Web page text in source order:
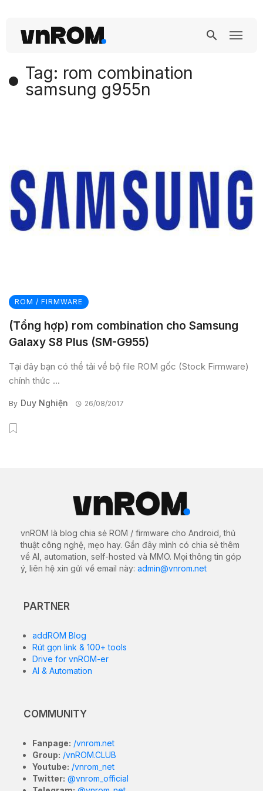
Tag: rom combination
samsung g955n
ROM / FIRMWARE
(Tổng hợp) rom combination cho Samsung
Galaxy S8 Plus (SM-G955)
Tại đây bạn có thể tải về bộ file ROM gốc (Stock Firmware)
chính thức ...
By Duy Nghiện 26/08/2017
vnROM là blog chia sẻ ROM / firmware cho Android, thủ
thuật công nghệ, mẹo hay. Gần đây mình có chia sẻ thêm
về AI, automation, self-hosted và MMO. Mọi thông tin góp
ý, liên hệ xin gửi về email này: admin@vnrom.net
PARTNER
addROM Blog
Rút gọn link & 100+ tools
Drive for vnROM-er
AI & Automation
COMMUNITY
Fanpage: /vnrom.net
Group: /vnROM.CLUB
Youtube: /vnrom_net
Twitter: @vnrom_official